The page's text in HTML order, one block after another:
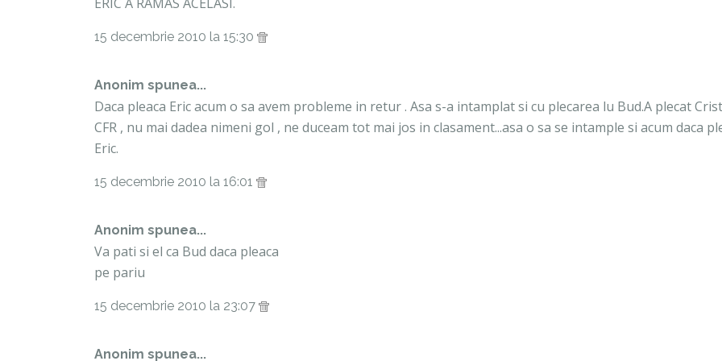
15 decembrie 2010 la 15:30
Anonim spunea...
Daca pleaca Eric acum o sa avem probleme in retur . Asa s-a intamplat si cu plecarea lu Bud.A plecat
CFR , nu mai dadea nimeni gol , ne duceam tot mai jos in clasament...asa o sa se intample si acum daca
Eric.
15 decembrie 2010 la 16:01
Anonim spunea...
Va pati si el ca Bud daca pleaca
pe pariu
15 decembrie 2010 la 23:07
Anonim spunea...